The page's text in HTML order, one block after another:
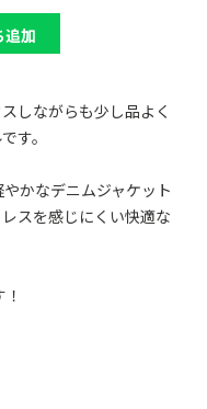
追加
しながらも少し品よく
す。
かなデニムジャケット
スを感じにくい快適な